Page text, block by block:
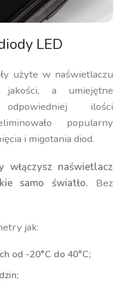
LED
użyte w naświetlaczu
a umiejętne
ilości
popularny
i migotania diod.
włączysz naświetlacz
samo światło. Bez
jak:
od -20°C do 40°C;